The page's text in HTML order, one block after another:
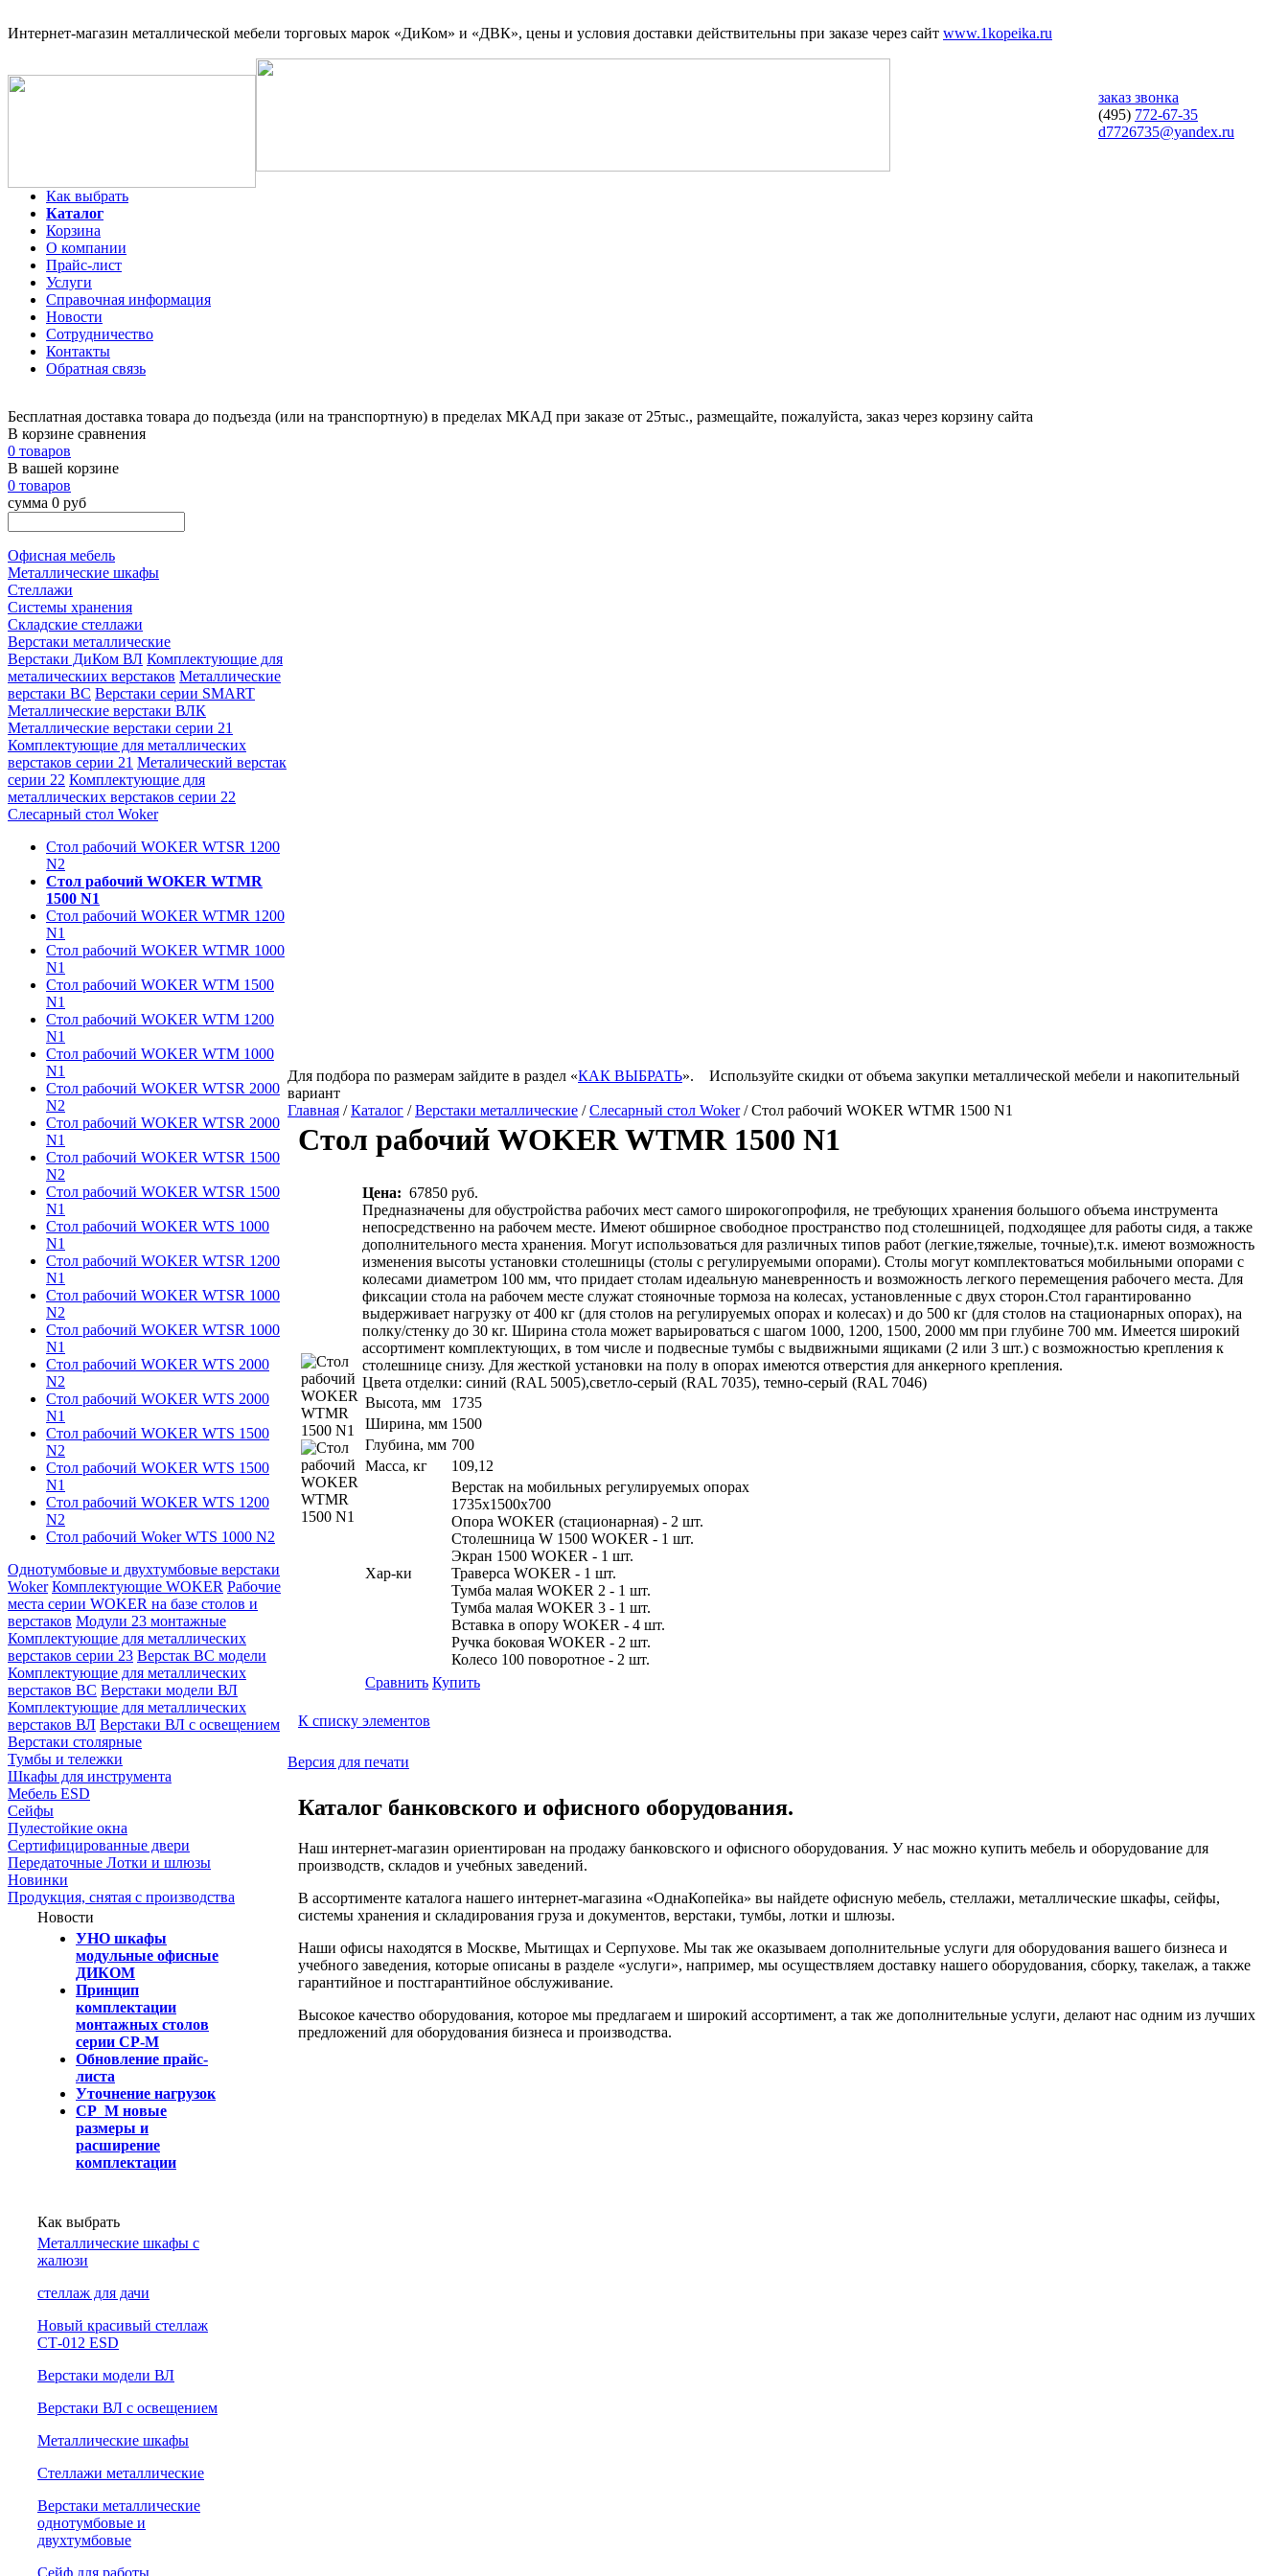
Интернет-магазин металлической мебели торговых марок «ДиКом» и «ДВК», цены и условия доставки действительны при заказе через сайт www.1kopeika.ru
заказ звонка
(495) 772-67-35
d7726735@yandex.ru
Как выбрать
Каталог
Корзина
О компании
Прайс-лист
Услуги
Справочная информация
Новости
Сотрудничество
Контакты
Обратная связь
Бесплатная доставка товара до подъезда (или на транспортную) в пределах МКАД при заказе от 25тыс., размещайте, пожалуйста, заказ через корзину сайта
В корзине сравнения
0 товаров
В вашей корзине
0 товаров
сумма 0 руб
Офисная мебель
Металлические шкафы
Стеллажи
Системы хранения
Складские стеллажи
Верстаки металлические
Верстаки ДиКом ВЛ Комплектующие для
металическиих верстаков Металлические
верстаки ВС Верстаки серии SMART
Металлические верстаки ВЛК
Металлические верстаки серии 21
Комплектующие для металлических
верстаков серии 21 Металический верстак
серии 22 Комплектующие для
металлических верстаков серии 22
Слесарный стол Woker
Стол рабочий WOKER WTSR 1200
N2
Стол рабочий WOKER WTMR
1500 N1
Стол рабочий WOKER WTMR 1200
N1
Стол рабочий WOKER WTMR 1000
N1
Стол рабочий WOKER WTM 1500
N1
Стол рабочий WOKER WTM 1200
N1
Стол рабочий WOKER WTM 1000
N1
Стол рабочий WOKER WTSR 2000
N2
Стол рабочий WOKER WTSR 2000
N1
Стол рабочий WOKER WTSR 1500
N2
Стол рабочий WOKER WTSR 1500
N1
Стол рабочий WOKER WTS 1000
N1
Стол рабочий WOKER WTSR 1200
N1
Стол рабочий WOKER WTSR 1000
N2
Стол рабочий WOKER WTSR 1000
N1
Стол рабочий WOKER WTS 2000
N2
Стол рабочий WOKER WTS 2000
N1
Стол рабочий WOKER WTS 1500
N2
Стол рабочий WOKER WTS 1500
N1
Стол рабочий WOKER WTS 1200
N2
Стол рабочий Woker WTS 1000 N2
Однотумбовые и двухтумбовые верстаки
Woker Комплектующие WOKER Рабочие
места серии WOKER на базе столов и
верстаков Модули 23 монтажные
Комплектующие для металлических
верстаков серии 23 Верстак ВС модели
Комплектующие для металлических
верстаков ВС Верстаки модели ВЛ
Комплектующие для металлических
верстаков ВЛ Верстаки ВЛ с освещением
Верстаки столярные
Тумбы и тележки
Шкафы для инструмента
Мебель ESD
Сейфы
Пулестойкие окна
Сертифицированные двери
Передаточные Лотки и шлюзы
Новинки
Продукция, снятая с производства
Новости
УНО шкафы
модульные офисные
ДИКОМ
Принцип
комплектации
монтажных столов
серии СР-М
Обновление прайс-
листа
Уточнение нагрузок
СР_М новые
размеры и
расширение
комплектации
Как выбрать
Металлические шкафы с
жалюзи
cтеллаж для дачи
Новый красивый стеллаж
СТ-012 ESD
Верстаки модели ВЛ
Верстаки ВЛ с освещением
Металлические шкафы
Стеллажи металлические
Верстаки металлические
однотумбовые и
двухтумбовые
Сейф для работы
Для подбора по размерам зайдите в раздел «КАК ВЫБРАТЬ».
Используйте скидки от объема закупки металлической мебели и накопительный
вариант
Главная /Каталог /Верстаки металлические /Слесарный стол Woker/ Стол рабочий WOKER WTMR 1500 N1
Стол рабочий WOKER WTMR 1500 N1
Цена: 67850 руб.
Предназначены для обустройства рабочих мест самого широкогопрофиля, не требующих хранения большого объема инструмента
непосредственно на рабочем месте. Имеют обширное свободное пространство под столешницей, подходящее для работы сидя, а также
дополнительного места хранения. Могут использоваться для различных типов работ (легкие,тяжелые, точные),т.к. имеют возможность
изменения высоты установки столешницы (столы с регулируемыми опорами). Столы могут комплектоваться мобильными опорами с
колесами диаметром 100 мм, что придает столам идеальную маневренность и возможность легкого перемещения рабочего места. Для
фиксации стола на рабочем месте служат стояночные тормоза на колесах, установленные с двух сторон.Стол гарантированно
выдерживает нагрузку от 400 кг (для столов на регулируемых опорах и колесах) и до 500 кг (для столов на стационарных опорах), на
полку/стенку до 30 кг. Ширина стола может варьироваться с шагом 1000, 1200, 1500, 2000 мм при глубине 700 мм. Имеется широкий
ассортимент комплектующих, в том числе и подвесные тумбы с выдвижными ящиками (2 или 3 шт.) с возможностью крепления к
столешнице снизу. Для жесткой установки на полу в опорах имеются отверстия для анкерного крепления.
Цвета отделки: синий (RAL 5005),светло-серый (RAL 7035), темно-серый (RAL 7046)
Высота, мм
1735
Ширина, мм 1500
Глубина, мм 700
Масса, кг
109,12
Хар-ки
Верстак на мобильных регулируемых опорах
1735х1500х700
Опора WOKER (стационарная) - 2 шт.
Столешница W 1500 WOKER - 1 шт.
Экран 1500 WOKER - 1 шт.
Траверса WOKER - 1 шт.
Тумба малая WOKER 2 - 1 шт.
Тумба малая WOKER 3 - 1 шт.
Вставка в опору WOKER - 4 шт.
Ручка боковая WOKER - 2 шт.
Колесо 100 поворотное - 2 шт.
Сравнить Купить
К списку элементов
Версия для печати
Каталог банковского и офисного оборудования.
Наш интернет-магазин ориентирован на продажу банковского и офисного оборудования. У нас можно купить мебель и оборудование для
производств, складов и учебных заведений.
В ассортименте каталога нашего интернет-магазина «ОднаКопейка» вы найдете офисную мебель, стеллажи, металлические шкафы, сейфы,
системы хранения и складирования груза и документов, верстаки, тумбы, лотки и шлюзы.
Наши офисы находятся в Москве, Мытищах и Серпухове. Мы так же оказываем дополнительные услуги для оборудования вашего бизнеса и
учебного заведения, которые описаны в разделе «услуги», например, мы осуществляем доставку нашего оборудования, сборку, такелаж, а также
гарантийное и постгарантийное обслуживание.
Высокое качество оборудования, которое мы предлагаем и широкий ассортимент, а так же дополнительные услуги, делают нас одним из лучших
предложений для оборудования бизнеса и производства.